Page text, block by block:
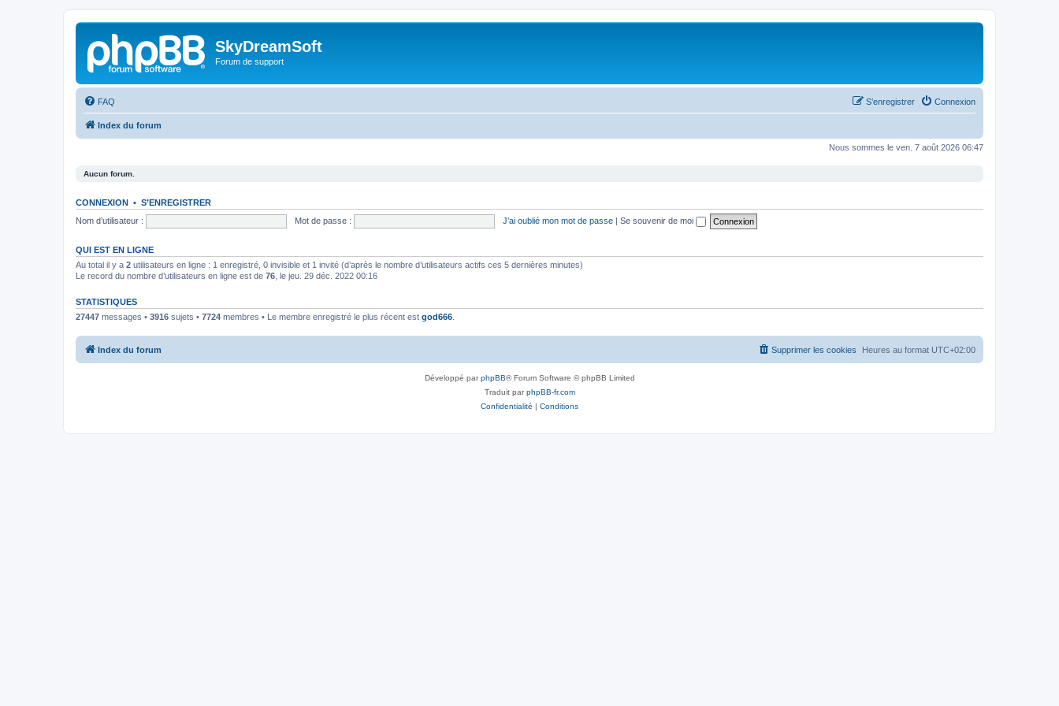
SkyDreamSoft
Forum de support
FAQ Connexion
S’enregistrer
Index du forum
Nous sommes le ven. 7 août 2026 06:47
Aucun forum.
CONNEXION • S’ENREGISTRER
Nom d’utilisateur :
Mot de passe : J’ai oublié mon mot de passe | Se souvenir de moi
QUI EST EN LIGNE
Au total il y a 2 utilisateurs en ligne : 1 enregistré, 0 invisible et 1 invité (d’après le nombre d’utilisateurs actifs ces 5 dernières minutes)
Le record du nombre d’utilisateurs en ligne est de 76 , le jeu. 29 déc. 2022 00:16
STATISTIQUES
27447 messages • 3916 sujets • 7724 membres • Le membre enregistré le plus récent est god666
Index du forum Heures au format UTC+02:00
Supprimer les cookies
Développé parphpBB® Forum Software © phpBB Limited
Traduit parphpBB-fr.com
Confidentialité | Conditions